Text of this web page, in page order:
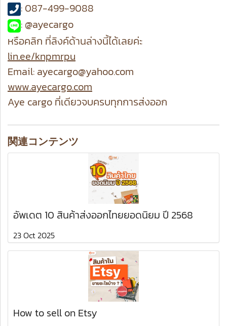
: 087-499-9088
: @ayecargo
หรือคลิก ที่ลิงค์ด้านล่างนี้ได้เลยค่ะ
lin.ee/knpmrpu
Email: ayecargo@yahoo.com
www.ayecargo.com
Aye cargo ที่เดียวจบครบทุกการส่งออก
関連コンテンツ
อัพเดต 10 สินค้าส่งออกไทยยอดนิยม ปี 2568
23 Oct 2025
How to sell on Etsy